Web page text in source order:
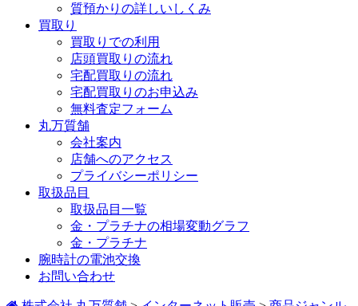
質預かりの詳しいしくみ
買取り
買取りでの利用
店頭買取りの流れ
宅配買取りの流れ
宅配買取りのお申込み
無料査定フォーム
丸万質舗
会社案内
店舗へのアクセス
プライバシーポリシー
取扱品目
取扱品目一覧
金・プラチナの相場変動グラフ
金・プラチナ
腕時計の電池交換
お問い合わせ